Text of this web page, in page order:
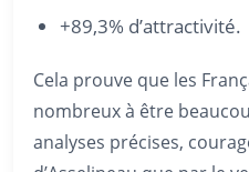
+89,3% d’attractivité.
Cela prouve que les
nombreux à être
analyses précises,